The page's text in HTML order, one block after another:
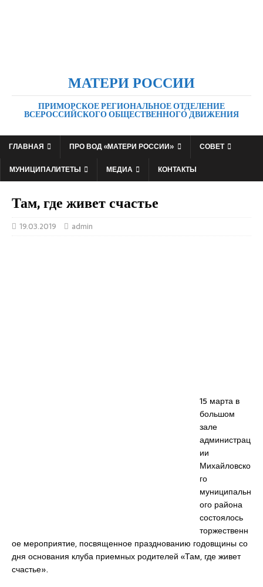
МАТЕРИ РОССИИ
ПРИМОРСКОЕ РЕГИОНАЛЬНОЕ ОТДЕЛЕНИЕ
ВСЕРОССИЙСКОГО ОБЩЕСТВЕННОГО ДВИЖЕНИЯ
ГЛАВНАЯ ПРО ВОД «МАТЕРИ РОССИИ»
СОВЕТ
МУНИЦИПАЛИТЕТЫ
МЕДИА КОНТАКТЫ
Там, где живет счастье
19.03.2019 admin
15 марта в
большом
зале
администрац
ии
Михайловско
го
муниципальн
ого района
состоялось
торжественн
ое мероприятие, посвященное празднованию годовщины со
дня основания клуба приемных родителей «Там, где живет
счастье».